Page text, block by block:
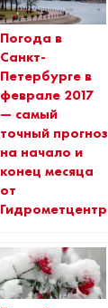
Погода в
Санкт-
Петербурге в
феврале 2017
— самый
точный прогноз
на начало и
конец месяца
от
Гидрометцентра